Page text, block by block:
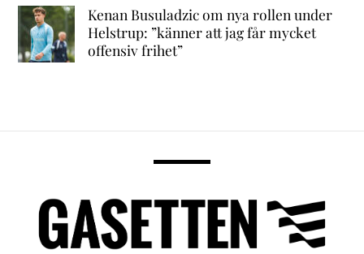
Kenan Busuladzic om nya rollen under
Helstrup: ”känner att jag får mycket
offensiv frihet”